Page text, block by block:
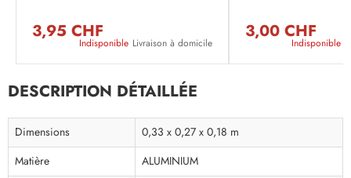
3,95 CHF
Indisponible Livraison à domicile
3,00 CHF
Indisponible
DESCRIPTION DÉTAILLÉE
Dimensions
0,33 x 0,27 x 0,18 m
Matière
ALUMINIUM